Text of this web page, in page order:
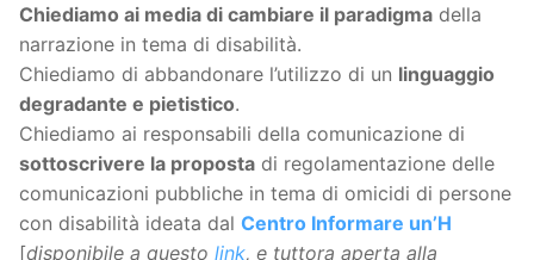
Chiediamo ai media di cambiare il paradigma della
narrazione in tema di disabilità.
Chiediamo di abbandonare l’utilizzo di un linguaggio
degradante e pietistico.
Chiediamo ai responsabili della comunicazione di
sottoscrivere la proposta di regolamentazione delle
comunicazioni pubbliche in tema di omicidi di persone
con disabilità ideata dal Centro Informare un’H
[disponibile a questo link, e tuttora aperta alla